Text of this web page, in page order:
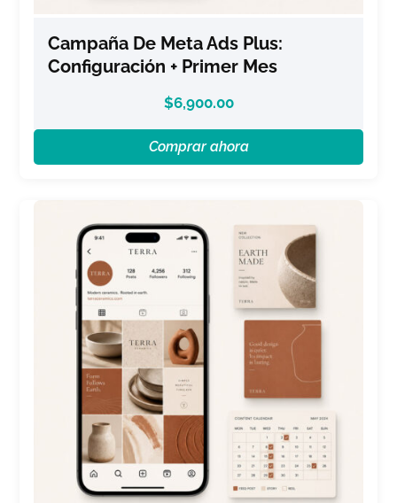
Campaña De Meta Ads Plus:
Configuración + Primer Mes
$6,900.00
Comprar ahora